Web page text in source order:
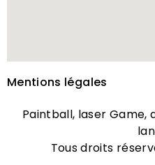
Mentions légales
Paintball, laser Game,
Tous droits